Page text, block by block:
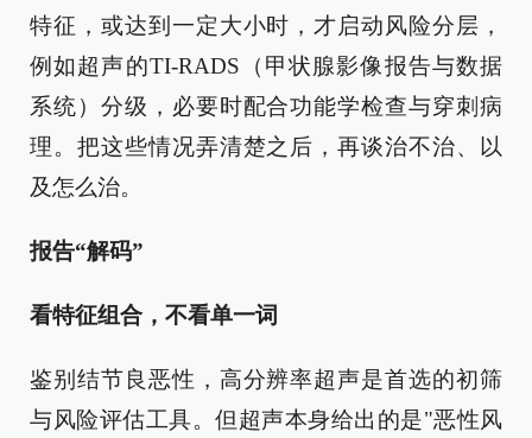
特征，或达到一定大小时，才启动风险分层，
例如超声的TI-RADS（甲状腺影像报告与数据
系统）分级，必要时配合功能学检查与穿刺病
理。把这些情况弄清楚之后，再谈治不治、以
及怎么治。
报告“解码”
看特征组合，不看单一词
鉴别结节良恶性，高分辨率超声是首选的初筛
与风险评估工具。但超声本身给出的是"恶性风